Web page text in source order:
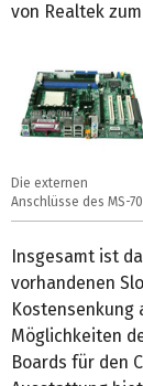
von Realtek
Die externen
Anschlüsse des MS-
Insgesamt ist
vorhandenen
Kostensenkung
Möglichkeiten
Boards für den